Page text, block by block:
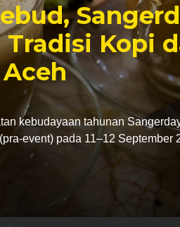
Tradisi Kopi
kebudayaan tahunan
event) pada 11–12 September